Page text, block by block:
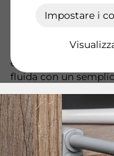
Impostare i
Chiusure
Le chiusure push di
ed efficiente per i
fluida con un